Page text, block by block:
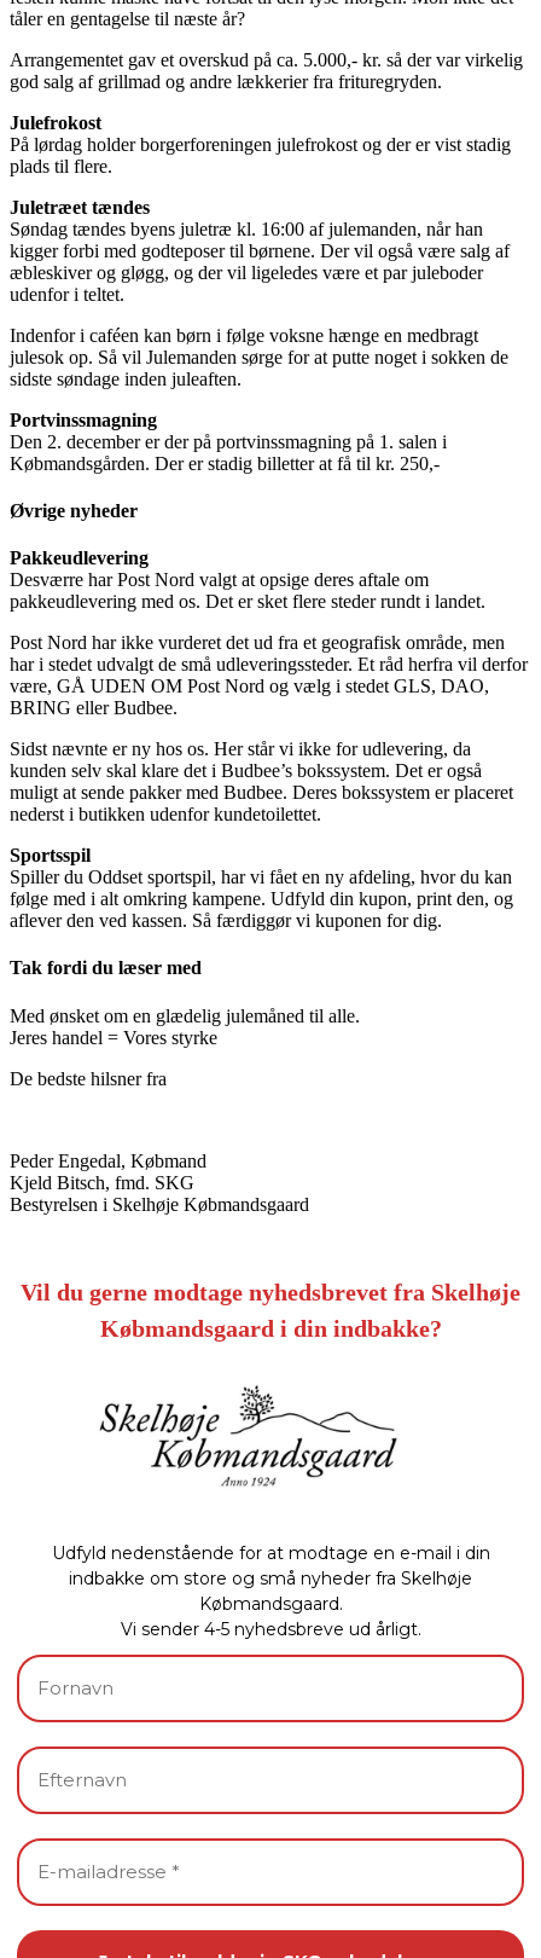
tåler en gentagelse til næste år?
Arrangementet gav et overskud på ca. 5.000,- kr. så der var virkelig
god salg af grillmad og andre lækkerier fra frituregryden.
Julefrokost
På lørdag holder borgerforeningen julefrokost og der er vist stadig
plads til flere.
Juletræet tændes
Søndag tændes byens juletræ kl. 16:00 af julemanden, når han
kigger forbi med godteposer til børnene. Der vil også være salg af
æbleskiver og gløgg, og der vil ligeledes være et par juleboder
udenfor i teltet.
Indenfor i caféen kan børn i følge voksne hænge en medbragt
julesok op. Så vil Julemanden sørge for at putte noget i sokken de
sidste søndage inden juleaften.
Portvinssmagning
Den 2. december er der på portvinssmagning på 1. salen i
Købmandsgården. Der er stadig billetter at få til kr. 250,-
Øvrige nyheder
Pakkeudlevering
Desværre har Post Nord valgt at opsige deres aftale om
pakkeudlevering med os. Det er sket flere steder rundt i landet.
Post Nord har ikke vurderet det ud fra et geografisk område, men
har i stedet udvalgt de små udleveringssteder. Et råd herfra vil derfor
være, GÅ UDEN OM Post Nord og vælg i stedet GLS, DAO,
BRING eller Budbee.
Sidst nævnte er ny hos os. Her står vi ikke for udlevering, da
kunden selv skal klare det i Budbee’s bokssystem. Det er også
muligt at sende pakker med Budbee. Deres bokssystem er placeret
nederst i butikken udenfor kundetoilettet.
Sportsspil
Spiller du Oddset sportspil, har vi fået en ny afdeling, hvor du kan
følge med i alt omkring kampene. Udfyld din kupon, print den, og
aflever den ved kassen. Så færdiggør vi kuponen for dig.
Tak fordi du læser med
Med ønsket om en glædelig julemåned til alle.
Jeres handel = Vores styrke
De bedste hilsner fra
Peder Engedal, Købmand
Kjeld Bitsch, fmd. SKG
Bestyrelsen i Skelhøje Købmandsgaard
Vil du gerne modtage nyhedsbrevet fra Skelhøje
Købmandsgaard i din indbakke?
Udfyld nedenstående for at modtage en e-mail i din
indbakke om store og små nyheder fra Skelhøje
Købmandsgaard.
Vi sender 4-5 nyhedsbreve ud årligt.